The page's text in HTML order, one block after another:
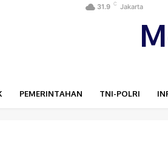
31.9 C Jakarta
PEMERINTAHAN TNI-POLRI